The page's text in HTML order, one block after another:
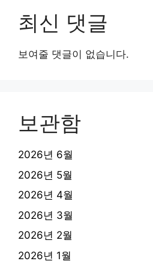
최신 댓글
보여줄 댓글이 없습니다.
보관함
2026년 6월
2026년 5월
2026년 4월
2026년 3월
2026년 2월
2026년 1월